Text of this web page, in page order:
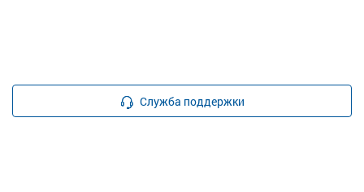
Служба поддержки